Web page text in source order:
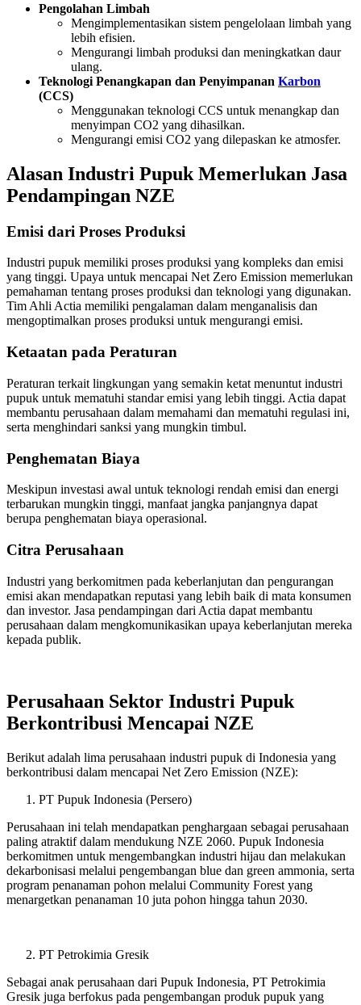
Pengolahan Limbah
Mengimplementasikan sistem pengelolaan limbah yang
lebih efisien.
Mengurangi limbah produksi dan meningkatkan daur
ulang.
Teknologi Penangkapan dan Penyimpanan Karbon
(CCS)
Menggunakan teknologi CCS untuk menangkap dan
menyimpan CO2 yang dihasilkan.
Mengurangi emisi CO2 yang dilepaskan ke atmosfer.
Alasan Industri Pupuk Memerlukan Jasa
Pendampingan NZE
Emisi dari Proses Produksi
Industri pupuk memiliki proses produksi yang kompleks dan emisi
yang tinggi. Upaya untuk mencapai Net Zero Emission memerlukan
pemahaman tentang proses produksi dan teknologi yang digunakan.
Tim Ahli Actia memiliki pengalaman dalam menganalisis dan
mengoptimalkan proses produksi untuk mengurangi emisi.
Ketaatan pada Peraturan
Peraturan terkait lingkungan yang semakin ketat menuntut industri
pupuk untuk mematuhi standar emisi yang lebih tinggi. Actia dapat
membantu perusahaan dalam memahami dan mematuhi regulasi ini,
serta menghindari sanksi yang mungkin timbul.
Penghematan Biaya
Meskipun investasi awal untuk teknologi rendah emisi dan energi
terbarukan mungkin tinggi, manfaat jangka panjangnya dapat
berupa penghematan biaya operasional.
Citra Perusahaan
Industri yang berkomitmen pada keberlanjutan dan pengurangan
emisi akan mendapatkan reputasi yang lebih baik di mata konsumen
dan investor. Jasa pendampingan dari Actia dapat membantu
perusahaan dalam mengkomunikasikan upaya keberlanjutan mereka
kepada publik.
Perusahaan Sektor Industri Pupuk
Berkontribusi Mencapai NZE
Berikut adalah lima perusahaan industri pupuk di Indonesia yang
berkontribusi dalam mencapai Net Zero Emission (NZE):
PT Pupuk Indonesia (Persero)
Perusahaan ini telah mendapatkan penghargaan sebagai perusahaan
paling atraktif dalam mendukung NZE 2060. Pupuk Indonesia
berkomitmen untuk mengembangkan industri hijau dan melakukan
dekarbonisasi melalui pengembangan blue dan green ammonia, serta
program penanaman pohon melalui Community Forest yang
menargetkan penanaman 10 juta pohon hingga tahun 2030.
PT Petrokimia Gresik
Sebagai anak perusahaan dari Pupuk Indonesia, PT Petrokimia
Gresik juga berfokus pada pengembangan produk pupuk yang